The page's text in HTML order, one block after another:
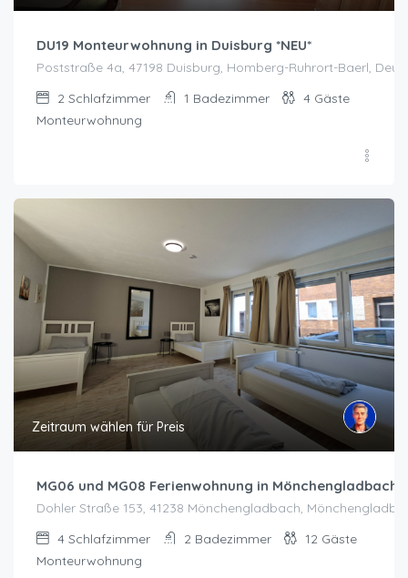
DU19 Monteurwohnung in Duisburg *NEU*
Poststraße 4a, 47198 Duisburg, Homberg-Ruhrort-Baerl,
2 Schlafzimmer 1 Badezimmer 4 Gäste
Monteurwohnung
Zeitraum wählen für Preis
MG06 und MG08 Ferienwohnung in Mönchengladbach
Dohler Straße 153, 41238 Mönchengladbach,
4 Schlafzimmer 2 Badezimmer 12 Gäste
Monteurwohnung